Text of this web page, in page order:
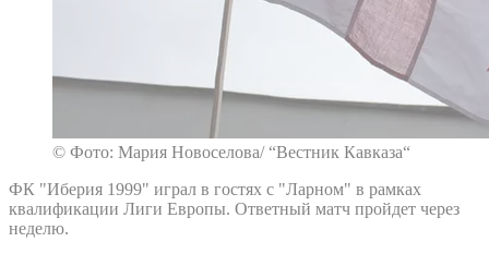
© Фото: Мария Новоселова/ “Вестник Кавказа“
ФК "Иберия 1999" играл в гостях с "Ларном" в рамках
квалификации Лиги Европы. Ответный матч пройдет через
неделю.